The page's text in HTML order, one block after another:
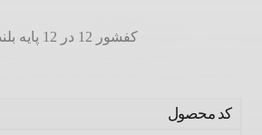
کد محصول